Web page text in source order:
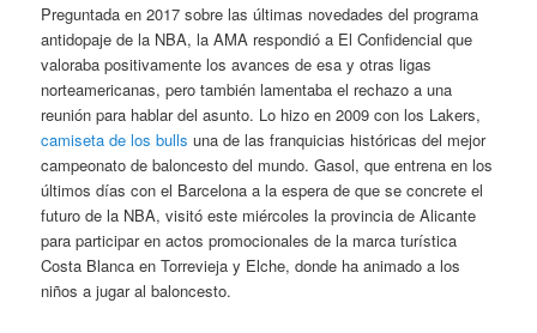
Preguntada en 2017 sobre las últimas novedades del programa
antidopaje de la NBA, la AMA respondió a El Confidencial que
valoraba positivamente los avances de esa y otras ligas
norteamericanas, pero también lamentaba el rechazo a una
reunión para hablar del asunto. Lo hizo en 2009 con los Lakers,
camiseta de los bulls una de las franquicias históricas del mejor
campeonato de baloncesto del mundo. Gasol, que entrena en los
últimos días con el Barcelona a la espera de que se concrete el
futuro de la NBA, visitó este miércoles la provincia de Alicante
para participar en actos promocionales de la marca turística
Costa Blanca en Torrevieja y Elche, donde ha animado a los
niños a jugar al baloncesto.